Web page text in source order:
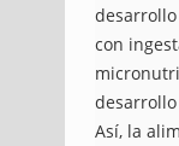
con
Así, la